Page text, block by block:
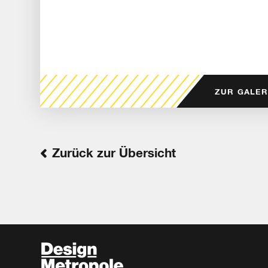
ZUR
Zurück zur Übersicht